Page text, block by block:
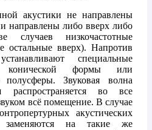
акустики не направлены
направлены либо вверх либо
случаев низкочастотные
остальные вверх). Напротив
специальные
конической формы или
Звуковая волна
распространяется во все
всё помещение. В случае
акустических
заменяются на такие же